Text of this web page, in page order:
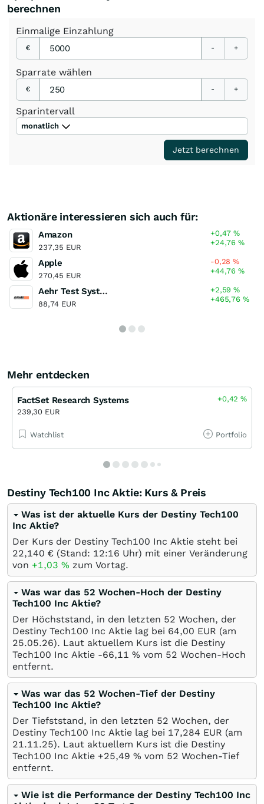
berechnen
Einmalige Einzahlung
€ - +
Sparrate wählen
€ - +
Sparintervall
monatlich
Jetzt berechnen
Aktionäre interessieren sich auch für:
Amazon
237,35 EUR
+0,47%
+24,76%
Apple
270,45 EUR
-0,28%
+44,76%
Aehr Test Systems
88,74 EUR
+2,59%
+465,76 %
Mehr entdecken
FactSet Research Systems
239,30 EUR
+0,42%
Watchlist Portfolio
Destiny Tech100 Inc Aktie: Kurs & Preis
Was ist der aktuelle Kurs der Destiny Tech100
Inc Aktie?
Der Kurs der Destiny Tech100 Inc Aktie steht bei
22,140 € (Stand: 12:16 Uhr) mit einer Veränderung
von +1,03 % zum Vortag.
Was war das 52 Wochen-Hoch der Destiny
Tech100 Inc Aktie?
Der Höchststand, in den letzten 52 Wochen, der
Destiny Tech100 Inc Aktie lag bei 64,00 EUR (am
25.05.26). Laut aktuellem Kurs ist die Destiny
Tech100 Inc Aktie -66,11 % vom 52 Wochen-Hoch
entfernt.
Was war das 52 Wochen-Tief der Destiny
Tech100 Inc Aktie?
Der Tiefststand, in den letzten 52 Wochen, der
Destiny Tech100 Inc Aktie lag bei 17,284 EUR (am
21.11.25). Laut aktuellem Kurs ist die Destiny
Tech100 Inc Aktie +25,49 % vom 52 Wochen-Tief
entfernt.
Wie ist die Performance der Destiny Tech100 Inc